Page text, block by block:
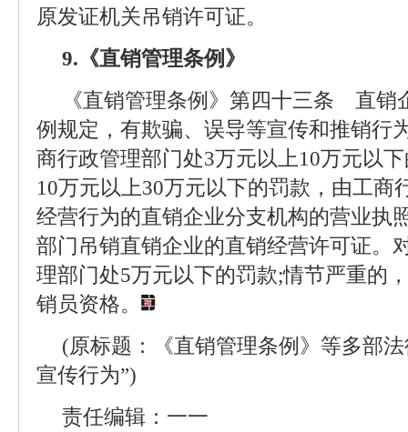
原发证机关吊销许可证。
9.《直销管理条例》
《直销管理条例》第四十三条 直销
例规定，有欺骗、误导等宣传和推销行
商行政管理部门处3万元以上10万元以
10万元以上30万元以下的罚款，由工商
经营行为的直销企业分支机构的营业执
部门吊销直销企业的直销经营许可证。
理部门处5万元以下的罚款;情节严重的
销员资格。
(原标题：《直销管理条例》等多部
宣传行为”)
责任编辑：一一